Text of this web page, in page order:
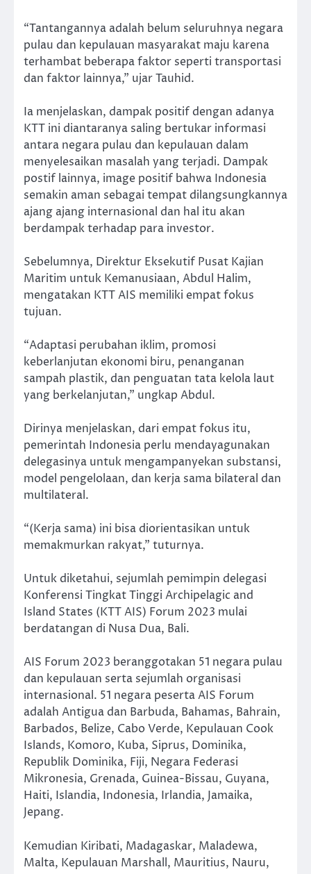
“Tantangannya adalah belum seluruhnya negara
pulau dan kepulauan masyarakat maju karena
terhambat beberapa faktor seperti transportasi
dan faktor lainnya,” ujar Tauhid.
Ia menjelaskan, dampak positif dengan adanya
KTT ini diantaranya saling bertukar informasi
antara negara pulau dan kepulauan dalam
menyelesaikan masalah yang terjadi. Dampak
postif lainnya, image positif bahwa Indonesia
semakin aman sebagai tempat dilangsungkannya
ajang ajang internasional dan hal itu akan
berdampak terhadap para investor.
Sebelumnya, Direktur Eksekutif Pusat Kajian
Maritim untuk Kemanusiaan, Abdul Halim,
mengatakan KTT AIS memiliki empat fokus
tujuan.
“Adaptasi perubahan iklim, promosi
keberlanjutan ekonomi biru, penanganan
sampah plastik, dan penguatan tata kelola laut
yang berkelanjutan,” ungkap Abdul.
Dirinya menjelaskan, dari empat fokus itu,
pemerintah Indonesia perlu mendayagunakan
delegasinya untuk mengampanyekan substansi,
model pengelolaan, dan kerja sama bilateral dan
multilateral.
“(Kerja sama) ini bisa diorientasikan untuk
memakmurkan rakyat,” tuturnya.
Untuk diketahui, sejumlah pemimpin delegasi
Konferensi Tingkat Tinggi Archipelagic and
Island States (KTT AIS) Forum 2023 mulai
berdatangan di Nusa Dua, Bali.
AIS Forum 2023 beranggotakan 51 negara pulau
dan kepulauan serta sejumlah organisasi
internasional. 51 negara peserta AIS Forum
adalah Antigua dan Barbuda, Bahamas, Bahrain,
Barbados, Belize, Cabo Verde, Kepulauan Cook
Islands, Komoro, Kuba, Siprus, Dominika,
Republik Dominika, Fiji, Negara Federasi
Mikronesia, Grenada, Guinea-Bissau, Guyana,
Haiti, Islandia, Indonesia, Irlandia, Jamaika,
Jepang.
Kemudian Kiribati, Madagaskar, Maladewa,
Malta, Kepulauan Marshall, Mauritius, Nauru,